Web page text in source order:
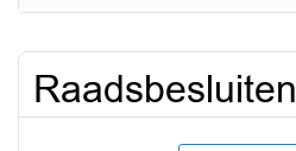
Raadsbesluiten